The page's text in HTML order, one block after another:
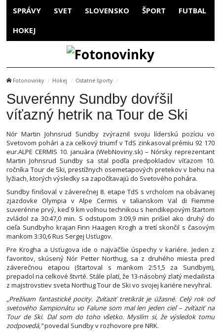
SPRÁVY SVET SLOVENSKO ŠPORT FUTBAL
HOKEJ
Fotonovinky Hokej Ostatné športy
Suverénny Sundby dovŕšil
víťazný hetrik na Tour de Ski
Nór Martin Johnsrud Sundby zvýraznil svoju líderskú pozíciu vo
Svetovom pohári a za celkový triumf v TdS zinkasoval prémiu 92 170
eur.ALPE CERMIS 10. januára (WebNoviny.sk) – Nórsky reprezentant
Martin Johnsrud Sundby sa stal podľa predpokladov víťazom 10.
ročníka Tour de Ski, prestížnych osemetapových pretekov v behu na
lyžiach, ktorých výsledky sa započítavajú do Svetového pohára.
Sundby finišoval v záverečnej 8. etape TdS s vrcholom na obávanej
zjazdovke Olympia v Alpe Cermis v talianskom Val di Fiemme
suverénne prvý, keď 9 km voľnou technikou s hendikepovým štartom
zvládol za 30:47,0 min. S odstupom 3:09,9 min prišiel ako druhý do
cieľa Sundbyho krajan Finn Haagen Krogh a tretí skončil s časovým
mankom 3:30,6 Rus Sergej Usťugov.
Pre Krogha a Usťugova ide o najväčšie úspechy v kariére. Jeden z
favoritov, skúsený Nór Petter Northug, sa z druhého miesta pred
záverečnou etapou (štartoval s mankom 2:51,5 za Sundbym),
prepadol na celkové štvrté. Stále platí, že 13-násobný zlatý medailista
z majstrovstiev sveta Northug Tour de Ski vo svojej kariére nevyhral.
„Prežívam fantastické pocity. Zvíťaziť tretíkrát je úžasné. Celý rok od
svetového šampionátu vo Falune som mal len jeden cieľ – zvíťaziť na
Tour de Ski. Dal som do toho všetko. Myslím si, že výsledok tomu
zodpovedá,“povedal Sundby v rozhovore pre NRK.